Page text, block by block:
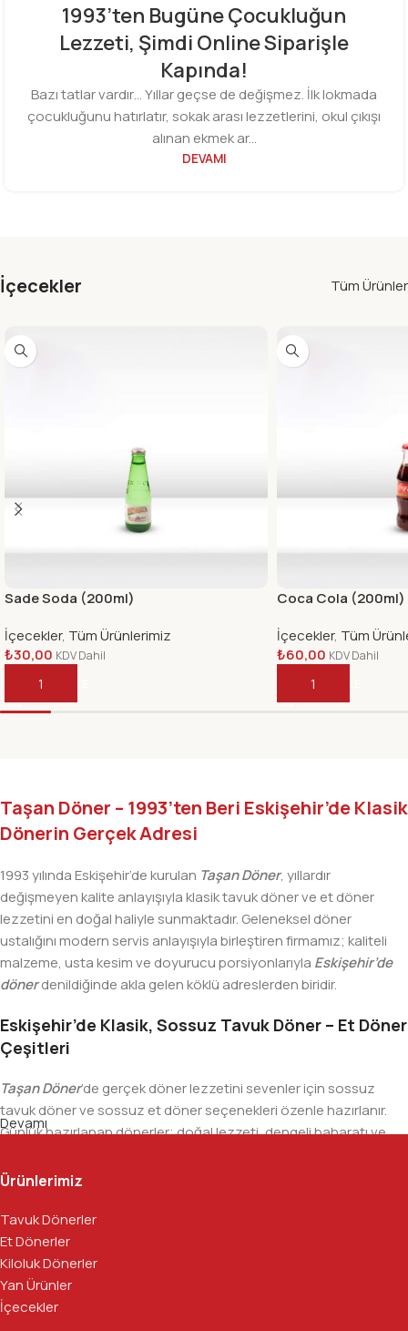
1993’ten Bugüne Çocukluğun
Lezzeti, Şimdi Online Siparişle
Kapında!
Bazı tatlar vardır… Yıllar geçse de değişmez. İlk lokmada
çocukluğunu hatırlatır, sokak arası lezzetlerini, okul çıkışı
alınan ekmek ar...
DEVAMI
İçecekler Tüm Ürünler
Sade Soda (200ml)
İçecekler, Tüm Ürünlerimiz
₺30,00 KDV Dahil
SEPETE EKLE
Coca Cola (200ml)
İçecekler, Tüm
₺60,00 KDV Dahil
SEPETE EKLE
Taşan Döner – 1993’ten Beri Eskişehir’de Klasik
Dönerin Gerçek Adresi
1993 yılında Eskişehir’de kurulan Taşan Döner, yıllardır
değişmeyen kalite anlayışıyla klasik tavuk döner ve et döner
lezzetini en doğal haliyle sunmaktadır. Geleneksel döner
ustalığını modern servis anlayışıyla birleştiren firmamız; kaliteli
malzeme, usta kesim ve doyurucu porsiyonlarıyla Eskişehir’de
dönerdenildiğinde akla gelen köklü adreslerden biridir.
Eskişehir’de Klasik, Sossuz Tavuk Döner – Et Döner
Çeşitleri
Taşan Döner’de gerçek döner lezzetini sevenler için sossuz
tavuk döner ve sossuz et döner seçenekleri özenle hazırlanır.
Günlük hazırlanan dönerler; doğal lezzeti, dengeli baharatı ve
Taşan Döner’de döner keyfi, farklı sunum seçenekleriyle herkesin
damak zevkine hitap eder:
Bazlama arası tavuk ve et döner
Devamı
Ürünlerimiz
Tavuk Dönerler
Et Dönerler
Kiloluk Dönerler
Yan Ürünler
İçecekler